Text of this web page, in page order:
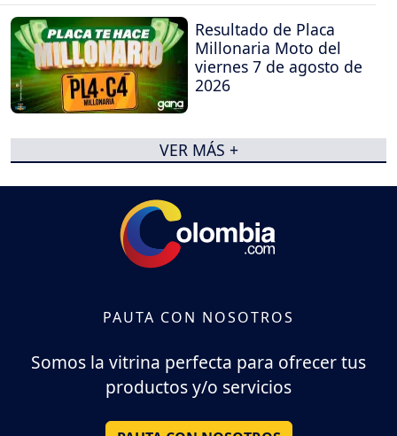
Resultado de Placa
Millonaria Moto del
viernes 7 de agosto de
2026
VER MÁS +
PAUTA CON NOSOTROS
Somos la vitrina perfecta para ofrecer tus
productos y/o servicios